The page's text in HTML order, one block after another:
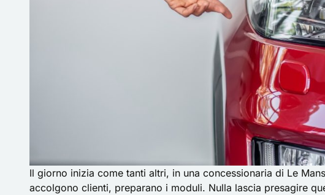
Il giorno inizia come tanti altri, in una concessionaria di Le
accolgono clienti, preparano i moduli. Nulla lascia presagire